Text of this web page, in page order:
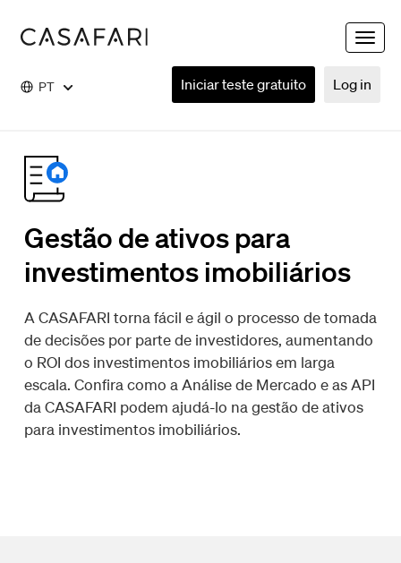
Toggle
PT Log in
Iniciar teste gratuito
Gestão de ativos para
investimentos imobiliários
A CASAFARI torna fácil e ágil o processo de tomada
de decisões por parte de investidores, aumentando
o ROI dos investimentos imobiliários em larga
escala. Confira como a Análise de Mercado e as API
da CASAFARI podem ajudá-lo na gestão de ativos
para investimentos imobiliários.